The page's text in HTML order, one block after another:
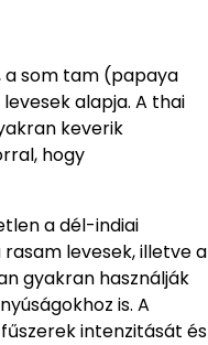
a som tam (papaya
alapja. A thai
keverik
hogy
a dél-indiai
levesek, illetve a
gyakran használják
is. A
intenzitását és